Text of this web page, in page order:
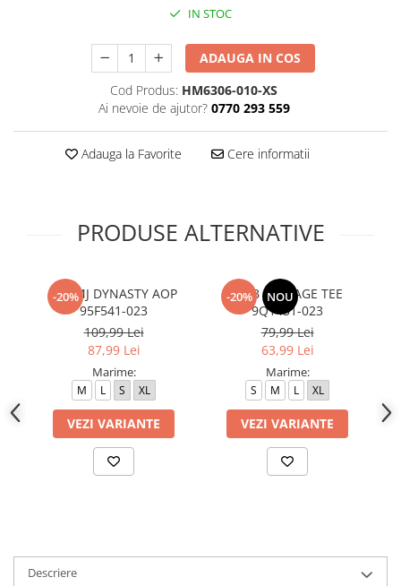
IN STOC
ADAUGA IN COS
Cod Produs: HM6306-010-XS
Ai nevoie de ajutor? 0770 293 559
Adauga la Favorite Cere informatii
PRODUSE ALTERNATIVE
-20%
JDB MJ DYNASTY AOP
95F541-023
109,99 Lei
87,99 Lei
Marime:
M L S XL
VEZI VARIANTE
-20% NOU
RWB COLLAGE TEE
9Q1451-023
79,99 Lei
63,99 Lei
Marime:
S M L XL
VEZI VARIANTE
Descriere